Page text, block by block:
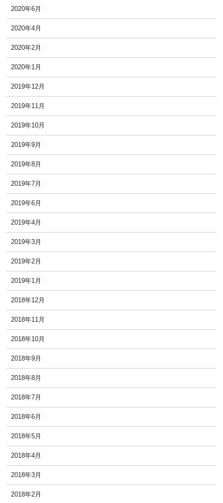
2020年6月
2020年4月
2020年2月
2020年1月
2019年12月
2019年11月
2019年10月
2019年9月
2019年8月
2019年7月
2019年6月
2019年4月
2019年3月
2019年2月
2019年1月
2018年12月
2018年11月
2018年10月
2018年9月
2018年8月
2018年7月
2018年6月
2018年5月
2018年4月
2018年3月
2018年2月